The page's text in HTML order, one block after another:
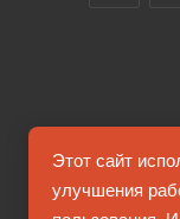
Этот сайт
улучшения